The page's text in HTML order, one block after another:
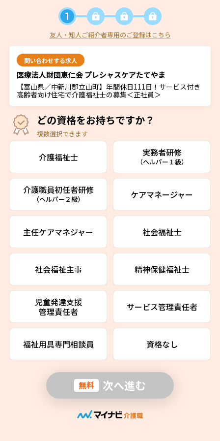
友人・知人ご紹介者専用のご登録はこちら
問い合わせする求人
医療法人財団恵仁会 プレシャスケアたてやま
【富山県／中新川郡立山町】年間休日111日！サービス付き
高齢者向け住宅で介護福祉士の募集＜正社員＞
どの資格をお持ちですか？
複数選択できます
介護福祉士 実務者研修
（ヘルパー１級）
介護職員初任者研修
（ヘルパー２級） ケアマネージャー
主任ケアマネジャー 社会福祉士
社会福祉主事 精神保健福祉士
児童発達支援
管理責任者
サービス管理責任者
福祉用具専門相談員 資格なし
無料 次へ進む